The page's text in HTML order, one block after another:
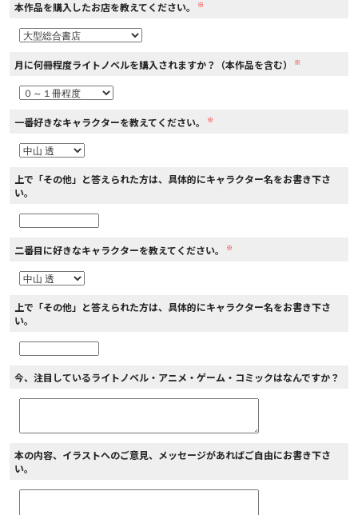
本作品を購入したお店を教えてください。 ※
月に何冊程度ライトノベルを購入されますか？（本作品を含む） ※
一番好きなキャラクターを教えてください。 ※
上で「その他」と答えられた方は、具体的にキャラクター名をお書き下さ
い。
二番目に好きなキャラクターを教えてください。 ※
上で「その他」と答えられた方は、具体的にキャラクター名をお書き下さ
い。
今、注目しているライトノベル・アニメ・ゲーム・コミックはなんですか？
本の内容、イラストへのご意見、メッセージがあればご自由にお書き下さ
い。